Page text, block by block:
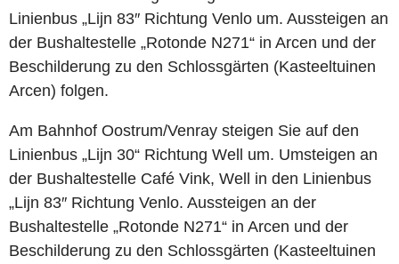
Linienbus „Lijn 83″ Richtung Venlo um. Aussteigen an
der Bushaltestelle „Rotonde N271“ in Arcen und der
Beschilderung zu den Schlossgärten (Kasteeltuinen
Arcen) folgen.
Am Bahnhof Oostrum/Venray steigen Sie auf den
Linienbus „Lijn 30“ Richtung Well um. Umsteigen an
der Bushaltestelle Café Vink, Well in den Linienbus
„Lijn 83″ Richtung Venlo. Aussteigen an der
Bushaltestelle „Rotonde N271“ in Arcen und der
Beschilderung zu den Schlossgärten (Kasteeltuinen